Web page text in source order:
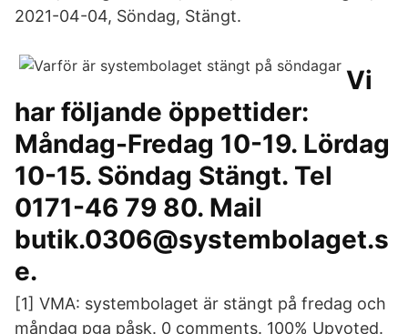
2021-04-04, Söndag, Stängt.
Vi
har följande öppettider:
Måndag-Fredag 10-19. Lördag
10-15. Söndag Stängt. Tel
0171-46 79 80. Mail
butik.0306@systembolaget.s
e.
[1] VMA: systembolaget är stängt på fredag och
måndag pga påsk. 0 comments. 100% Upvoted.